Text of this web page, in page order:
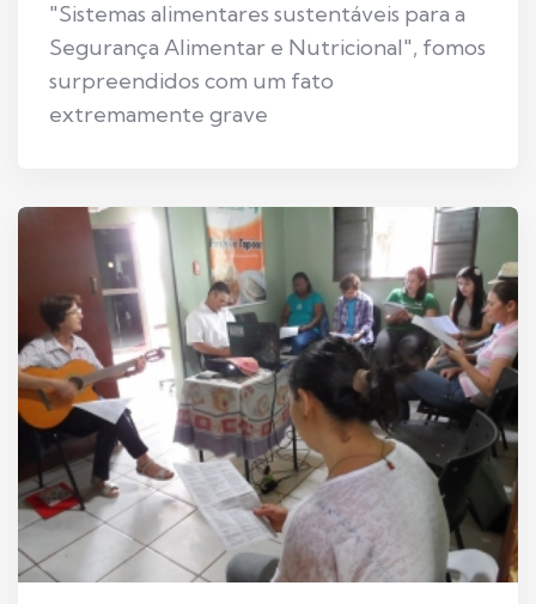
"Sistemas alimentares sustentáveis para a
Segurança Alimentar e Nutricional", fomos
surpreendidos com um fato
extremamente grave